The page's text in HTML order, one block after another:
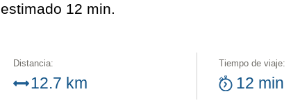
estimado 12 min.
Distancia:
12.7 km
Tiempo de viaje:
12 min